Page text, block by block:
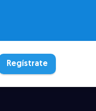
Regístrate